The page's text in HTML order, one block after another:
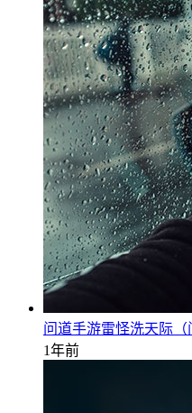
问道手游雷怪洗天际（
1年前